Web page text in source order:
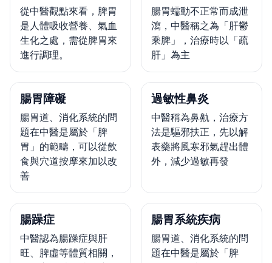
從中醫觀點來看，脾胃
是人體吸收營養、氣血
生化之處，需從脾胃來
進行調理。
腸胃蠕動不正常而成泄
瀉，中醫稱之為「肝鬱
乘脾」，治療時以「疏
肝」為主
腸胃障礙
腸胃道、消化系統的問
題在中醫是屬於「脾
胃」的範疇，可以從飲
食與穴道按摩來加以改
善
過敏性鼻炎
中醫稱為鼻鼽，治療方
法是驅邪扶正，先以解
表藥將風寒邪氣趕出體
外，減少過敏再發
腸躁症
中醫認為腸躁症與肝
旺、脾虛等體質相關，
腸胃系統疾病
腸胃道、消化系統的問
題在中醫是屬於「脾